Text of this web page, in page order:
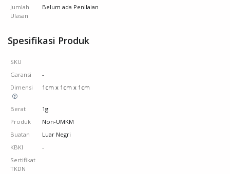
Jumlah
Ulasan
Belum ada Penilaian
Spesifikasi Produk
SKU
Garansi
-
Dimensi
1cm x 1cm x 1cm
Berat
1g
Produk
Non-UMKM
Buatan
Luar Negri
KBKI
-
Sertifikat
TKDN